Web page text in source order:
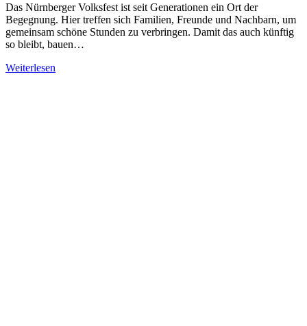
Das Nürnberger Volksfest ist seit Generationen ein Ort der
Begegnung. Hier treffen sich Familien, Freunde und Nachbarn, um
gemeinsam schöne Stunden zu verbringen. Damit das auch künftig
so bleibt, bauen…
Weiterlesen